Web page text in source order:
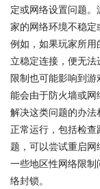
定或网络设置问题
家的网络环境不稳定
例如，如果玩家所
立稳定连接，便无
限制也可能影响到
能会由于防火墙或网
解决这类问题的办
正常运行，包括检
题，可以尝试重启
一些地区性网络限
络封锁。